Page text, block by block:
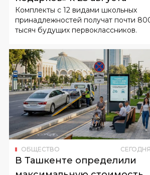
ОБЩЕСТВО
В Ташкенте определили
максимальную стоимость
эвакуации автомобилей
Эвакуация автомобиля не сможет
дороже четырех БРВ.